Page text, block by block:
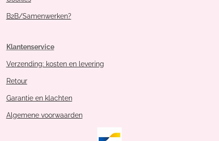
B2B/Samenwerken?
Klantenservice
Verzending: kosten en levering
Retour
Garantie en klachten
Algemene voorwaarden